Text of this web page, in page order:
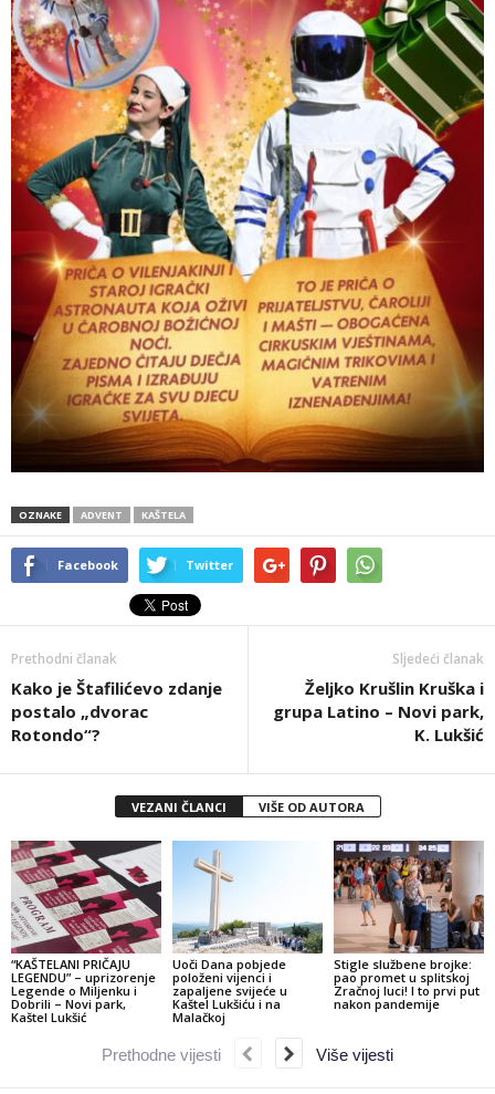
OZNAKE ADVENT KAŠTELA
Facebook Twitter
Prethodni članak
Kako je Štafilićevo zdanje
postalo „dvorac
Rotondo“?
Sljedeći članak
Željko Krušlin Kruška i
grupa Latino – Novi park,
K. Lukšić
VEZANI ČLANCI VIŠE OD AUTORA
“KAŠTELANI PRIČAJU
LEGENDU” – uprizorenje
Legende o Miljenku i
Dobrili – Novi park,
Kaštel Lukšić
Uoči Dana pobjede
položeni vijenci i
zapaljene svijeće u
Kaštel Lukšiću i na
Malačkoj
Stigle službene brojke:
pao promet u splitskoj
Zračnoj luci! I to prvi put
nakon pandemije
Prethodne vijesti Više vijesti